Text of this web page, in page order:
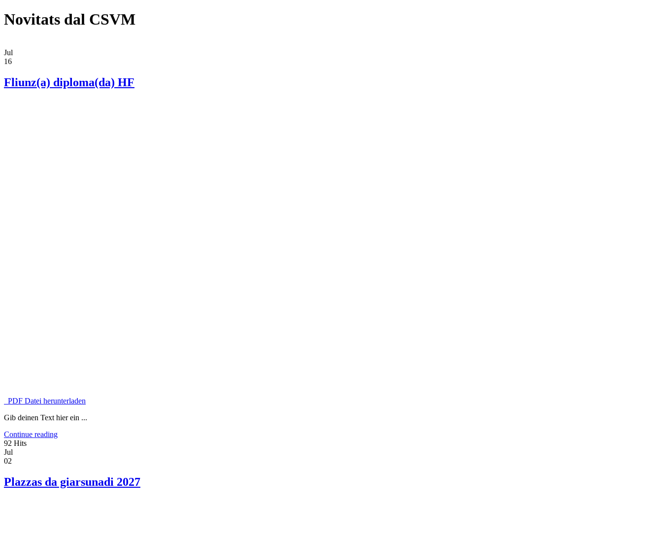
Novitats dal CSVM
Jul
16
Fliunz(a) diploma(da) HF
PDF Datei herunterladen
Gib deinen Text hier ein ...
Continue reading
92 Hits
Jul
02
Plazzas da giarsunadi 2027